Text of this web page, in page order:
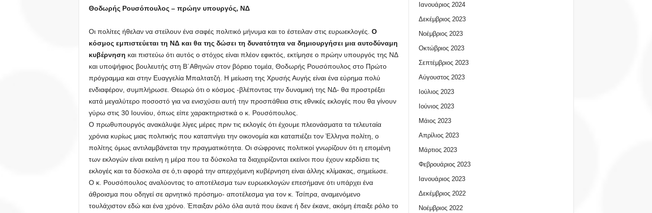
Θοδωρής Ρουσόπουλος – πρώην υπουργός, ΝΔ
Οι πολίτες ήθελαν να στείλουν ένα σαφές πολιτικό μήνυμα και το έστειλαν στις ευρωεκλογές. Ο
κόσμος εμπιστεύεται τη ΝΔ και θα της δώσει τη δυνατότητα να δημιουργήσει μια αυτοδύναμη
κυβέρνηση και πιστεύω ότι αυτός ο στόχος είναι πλέον εφικτός, εκτίμησε ο πρώην υπουργός της ΝΔ
και υποψήφιος βουλευτής στη Β΄Αθηνών στον βόρειο τομέα, Θοδωρής Ρουσόπουλος στο Πρώτο
πρόγραμμα και στην Ευαγγελία Μπαλτατζή. Η μείωση της Χρυσής Αυγής είναι ένα εύρημα πολύ
ενδιαφέρον, συμπλήρωσε. Θεωρώ ότι ο κόσμος -βλέποντας την δυναμική της ΝΔ- θα προστρέξει
κατά μεγαλύτερο ποσοστό για να ενισχύσει αυτή την προσπάθεια στις εθνικές εκλογές που θα γίνουν
γύρω στις 30 Ιουνίου, όπως είπε χαρακτηριστικά ο κ. Ρουσόπουλος.
Ο πρωθυπουργός ανακάλυψε λίγες μέρες πριν τις εκλογές ότι έχουμε πλεονάσματα τα τελευταία
χρόνια κυρίως μιας πολιτικής που καταπνίγει την οικονομία και καταπιέζει τον Έλληνα πολίτη, ο
πολίτης όμως αντιλαμβάνεται την πραγματικότητα. Οι σώφρονες πολιτικοί γνωρίζουν ότι η επομένη
των εκλογών είναι εκείνη η μέρα που τα δύσκολα τα διαχειρίζονται εκείνοι που έχουν κερδίσει τις
εκλογές και τα δύσκολα σε ό,τι αφορά την απερχόμενη κυβέρνηση είναι άλλης κλίμακας, σημείωσε.
Ο κ. Ρουσόπουλος αναλύοντας το αποτέλεσμα των ευρωεκλογών επεσήμανε ότι υπάρχει ένα
άθροισμα που οδηγεί σε αρνητικό πρόσημο- αποτέλεσμα για τον κ. Τσίπρα, αναμενόμενο
τουλάχιστον εδώ και ένα χρόνο. Έπαιξαν ρόλο όλα αυτά που έκανε ή δεν έκανε, ακόμη έπαιξε ρόλο το
Ιανουάριος 2024
Δεκέμβριος 2023
Νοέμβριος 2023
Οκτώβριος 2023
Σεπτέμβριος 2023
Αύγουστος 2023
Ιούλιος 2023
Ιούνιος 2023
Μάιος 2023
Απρίλιος 2023
Μάρτιος 2023
Φεβρουάριος 2023
Ιανουάριος 2023
Δεκέμβριος 2022
Νοέμβριος 2022